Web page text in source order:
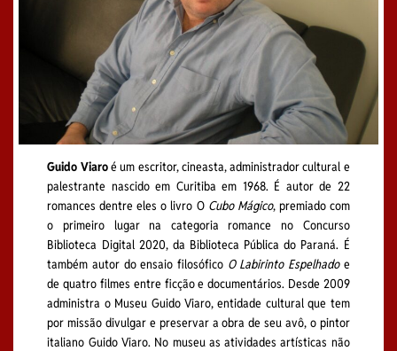
Guido Viaroé um escritor, cineasta, administrador cultural e
palestrante nascido em Curitiba em 1968. É autor de 22
romances dentre eles o livro O Cubo Mágico, premiado com
o primeiro lugar na categoria romance no Concurso
Biblioteca Digital 2020, da Biblioteca Pública do Paraná. É
também autor do ensaio filosófico O Labirinto Espelhadoe
de quatro filmes entre ficção e documentários. Desde 2009
administra o Museu Guido Viaro, entidade cultural que tem
por missão divulgar e preservar a obra de seu avô, o pintor
italiano Guido Viaro. No museu as atividades artísticas não